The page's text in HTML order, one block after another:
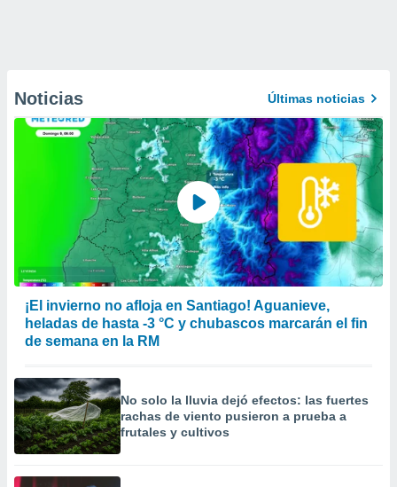
Noticias Últimas noticias
¡El invierno no afloja en Santiago! Aguanieve,
heladas de hasta -3 °C y chubascos marcarán el fin
de semana en la RM
No solo la lluvia dejó efectos: las fuertes
rachas de viento pusieron a prueba a
frutales y cultivos